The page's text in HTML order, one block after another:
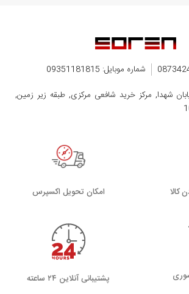
شماره موبایل: 09351181815
شهدا, مرکز خرید شافعی مرکزی, طبقه زیر زمین,
کالا اﻣﮑﺎن ﺗﺤﻮﯾﻞ اﮐﺴﭙﺮس
پشتیبانی آنلاین ۲۴ ساعته